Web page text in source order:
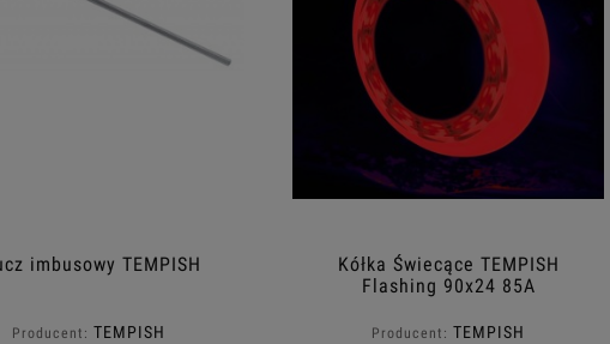
imbusowy TEMPISH
Producent: TEMPISH
Kółka Świecące TEMPISH
Flashing 90x24 85A
Producent: TEMPISH